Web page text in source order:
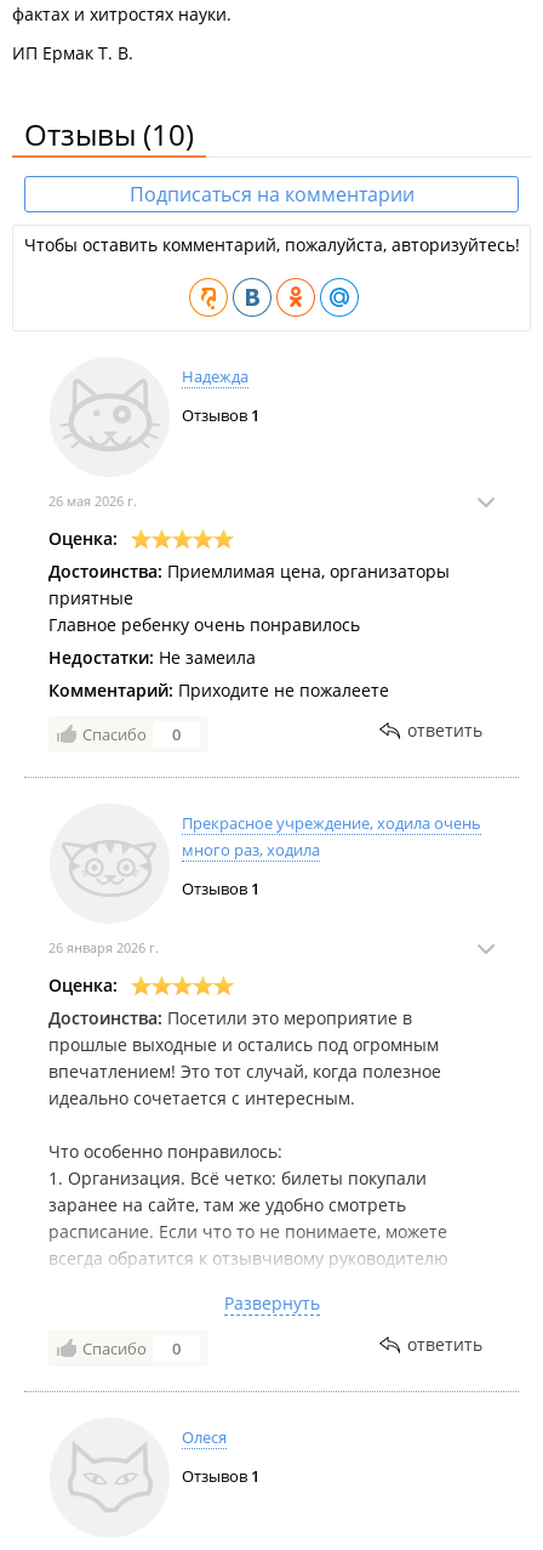
фактах и хитростях науки.
ИП Ермак Т. В.
Отзывы (10)
Подписаться на комментарии
Чтобы оставить комментарий, пожалуйста, авторизуйтесь!
Надежда
Отзывов 1
26 мая 2026 г.
Оценка:
Достоинства: Приемлимая цена, организаторы
приятные
Главное ребенку очень понравилось
Недостатки: Не замеила
Комментарий: Приходите не пожалеете
Спасибо 0 ответить
Прекрасное учреждение, ходила очень
много раз, ходила
Отзывов 1
26 января 2026 г.
Оценка:
Достоинства: Посетили это мероприятие в
прошлые выходные и остались под огромным
впечатлением! Это тот случай, когда полезное
идеально сочетается с интересным.
Что особенно понравилось:
1. Организация. Всё четко: билеты покупали
заранее на сайте, там же удобно смотреть
расписание. Если что то не понимаете, можете
всегда обратится к отзывчивому руководителю
что не будет толпы, и каждому ребенку уделят
внимание.
2. Программа для детей. Это не просто шоу, где дети
сидят и смотрят на «фокусы». Здесь настоящие 4
занимался мини-исследованиями в области физики
и химии. Дети были настолько увлечены, что их
было не оторвать. Настоящее погружение в науку!
Развернуть
Спасибо 0 ответить
Олеся
Отзывов 1